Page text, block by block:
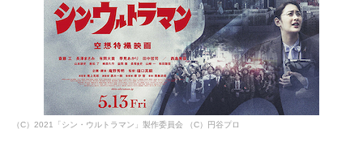
（C）2021「シン・ウルトラマン」製作委員会 （C）円谷プロ